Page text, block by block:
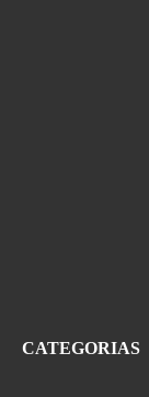
CATEGORIAS